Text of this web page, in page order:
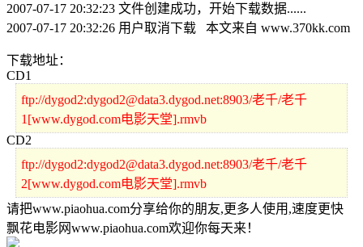
2007-07-17 20:32:23 文件创建成功，开始下载数据......
2007-07-17 20:32:26 用户取消下载 本文来自 www.370kk.com
下载地址：
CD1
ftp://dygod2:dygod2@data3.dygod.net:8903/老千/老千
1[www.dygod.com电影天堂].rmvb
CD2
ftp://dygod2:dygod2@data3.dygod.net:8903/老千/老千
2[www.dygod.com电影天堂].rmvb
请把www.piaohua.com分享给你的朋友,更多人使用,速度更快
飘花电影网www.piaohua.com欢迎你每天来！